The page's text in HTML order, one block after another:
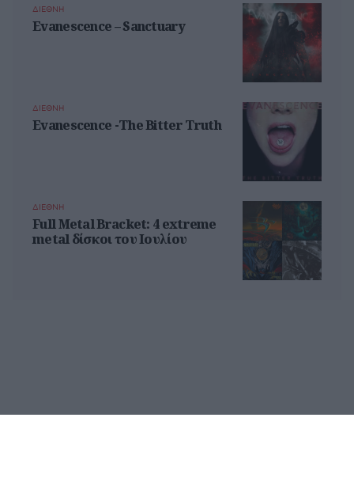
ΔΙΕΘΝΗ
Evanescence – Sanctuary
ΔΙΕΘΝΗ
Evanescence -The Bitter Truth
ΔΙΕΘΝΗ
Full Metal Bracket: 4 extreme
metal δίσκοι του Ιουλίου